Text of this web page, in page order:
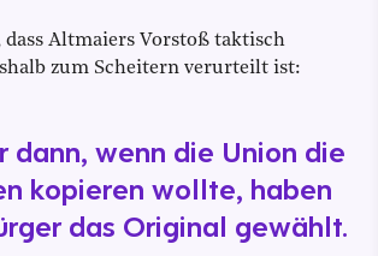
dass Altmaiers Vorstoß taktisch
zum Scheitern verurteilt ist:
dann, wenn die Union die
kopieren wollte, haben
das Original gewählt.